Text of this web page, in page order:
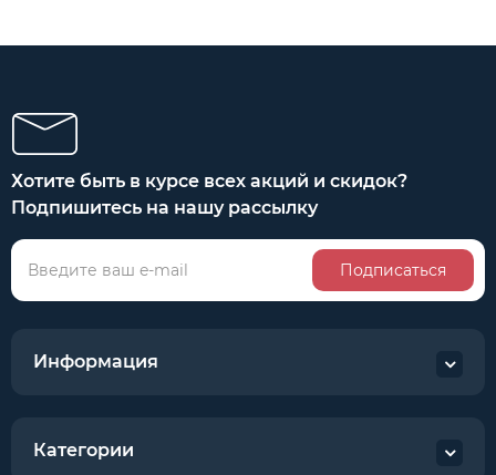
Хотите быть в курсе всех акций и скидок?
Подпишитесь на нашу рассылку
Подписаться
Информация
Категории